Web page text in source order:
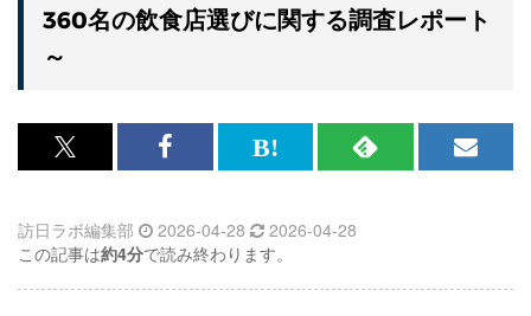
る
360名の飲食店選びに関する調査レポート
～
x<br>
記
事
Facebook<br>
記
事
は
な
ブ
RSS
メ
訪日ラボ編集部 2026-04-28
2026-04-28
この記事は約4分で読み終わります。